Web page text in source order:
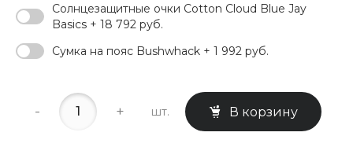
Солнцезащитные очки Cotton Cloud Blue Jay
Basics + 18 792 руб.
Сумка на пояс Bushwhack + 1 992 руб.
- + шт. В корзину